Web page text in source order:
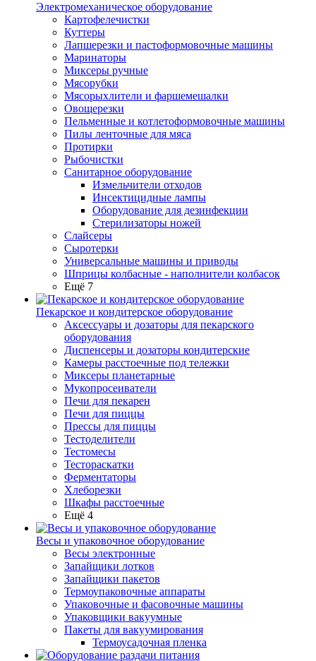
Электромеханическое оборудование
Картофелечистки
Куттеры
Лапшерезки и пастоформовочные машины
Маринаторы
Миксеры ручные
Мясорубки
Мясорыхлители и фаршемешалки
Овощерезки
Пельменные и котлетоформовочные машины
Пилы ленточные для мяса
Протирки
Рыбочистки
Санитарное оборудование
Измельчители отходов
Инсектицидные лампы
Оборудование для дезинфекции
Стерилизаторы ножей
Слайсеры
Сыротерки
Универсальные машины и приводы
Шприцы колбасные - наполнители колбасок
Ещё 7
Пекарское и кондитерское оборудование
Аксессуары и дозаторы для пекарского
оборудования
Диспенсеры и дозаторы кондитерские
Камеры расстоечные под тележки
Миксеры планетарные
Мукопросеиватели
Печи для пекарен
Печи для пиццы
Прессы для пиццы
Тестоделители
Тестомесы
Тестораскатки
Ферментаторы
Хлеборезки
Шкафы расстоечные
Ещё 4
Весы и упаковочное оборудование
Весы электронные
Запайщики лотков
Запайщики пакетов
Термоупаковочные аппараты
Упаковочные и фасовочные машины
Упаковщики вакуумные
Пакеты для вакуумирования
Термоусадочная пленка